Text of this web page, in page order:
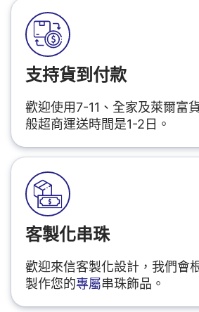
支持貨到付款
歡迎使用7-11、全家及萊爾富
般超商運送時間是1-2日。
客製化串珠
歡迎來信客製化設計，我們會
製作您的專屬串珠飾品。